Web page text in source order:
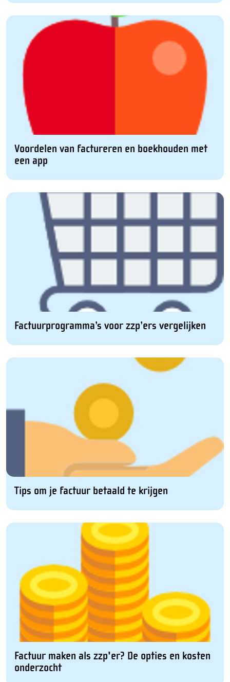
Voordelen van factureren en boekhouden met
een app
Factuurprogramma’s voor zzp’ers vergelijken
Tips om je factuur betaald te krijgen
Factuur maken als zzp'er? De opties en kosten
onderzocht